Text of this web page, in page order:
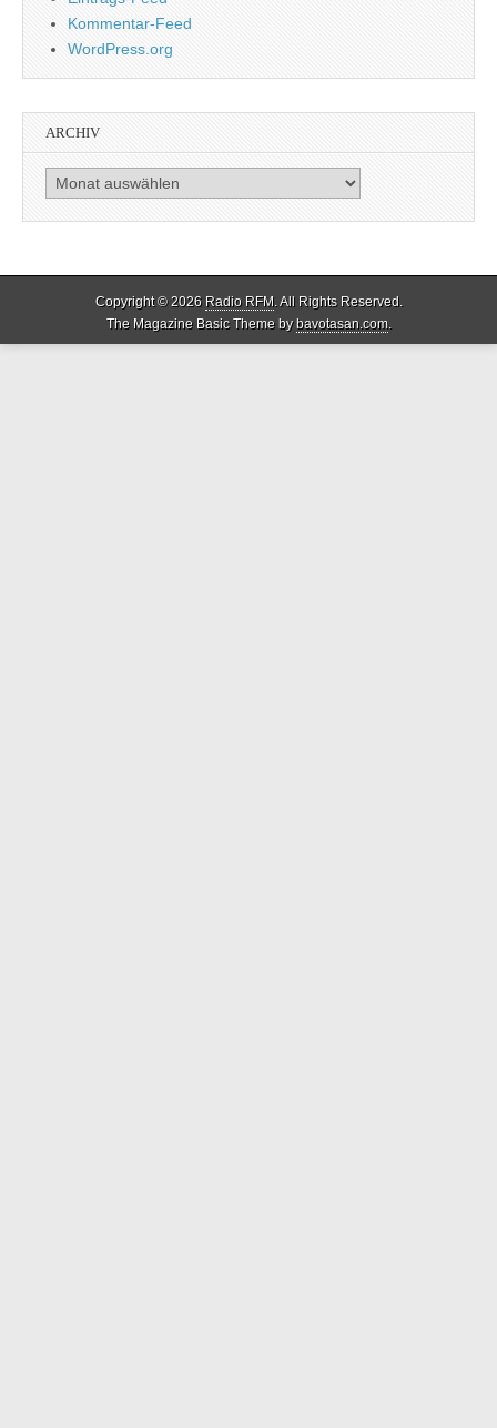
Kommentar-Feed
WordPress.org
ARCHIV
Archiv
Copyright © 2026 Radio RFM. All Rights Reserved.
The Magazine Basic Theme by bavotasan.com.